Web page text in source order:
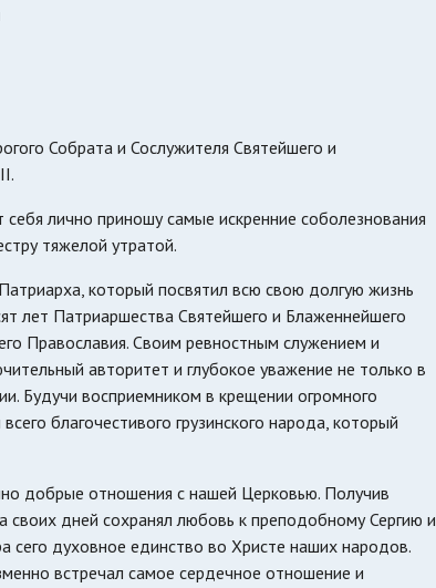
Собрата и Сослужителя Святейшего и
лично приношу самые искренние соболезнования
тяжелой утратой.
который посвятил всю свою долгую жизнь
лет Патриаршества Святейшего и Блаженнейшего
Православия. Своим ревностным служением и
авторитет и глубокое уважение не только в
Будучи восприемником в крещении огромного
благочестивого грузинского народа, который
добрые отношения с нашей Церковью. Получив
дней сохранял любовь к преподобному Сергию и
сего духовное единство во Христе наших народов.
встречал самое сердечное отношение и